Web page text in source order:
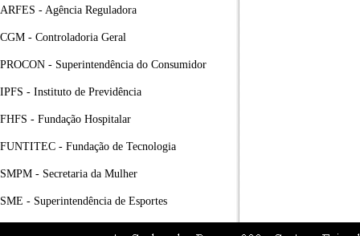
ARFES - Agência Reguladora
CGM - Controladoria Geral
PROCON - Superintendência do Consumidor
IPFS - Instituto de Previdência
FHFS - Fundação Hospitalar
FUNTITEC - Fundação de Tecnologia
SMPM - Secretaria da Mulher
SME - Superintendência de Esportes